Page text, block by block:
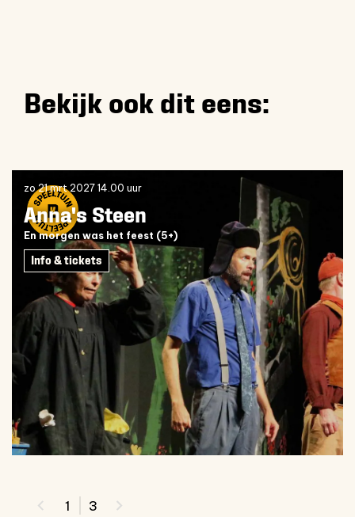
Bekijk ook dit eens:
Anna's Steen
En morgen was het feest (5+)
zo 21 mrt 2027 14.00 uur
Info & tickets
1 3